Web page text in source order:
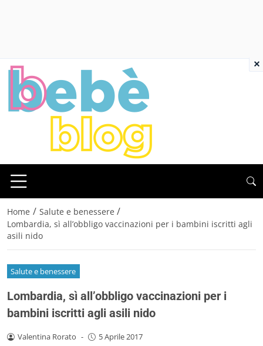
Home / Salute e benessere /
Lombardia, sì all’obbligo vaccinazioni per i bambini iscritti agli
asili nido
Salute e benessere
Lombardia, sì all’obbligo vaccinazioni per i
bambini iscritti agli asili nido
Valentina Rorato - 5 Aprile 2017
×